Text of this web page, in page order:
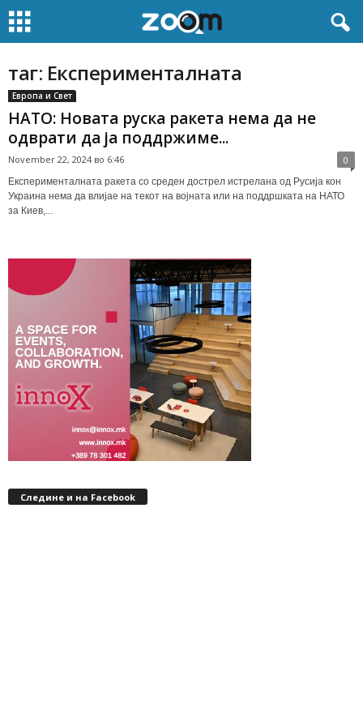
таг: Експерименталната
Европа и Свет
НАТО: Новата руска ракета нема да не
одврати да ја поддржиме...
November 22, 2024 во 6:46 0
Експерименталната ракета со среден дострел истрелана од Русија кон
Украина нема да влијае на текот на војната или на поддршката на НАТО
за Киев,...
Следине и на Facebook